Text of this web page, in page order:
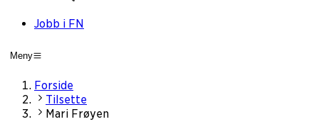
Jobb i FN
Meny
Forside
Tilsette
Mari Frøyen